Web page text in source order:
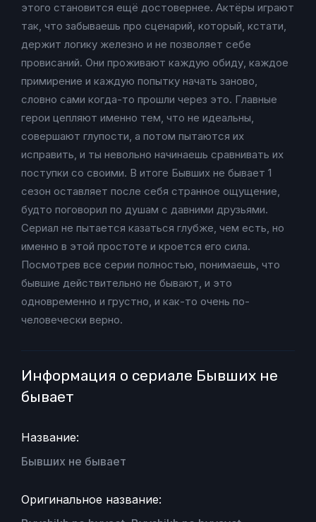
этого становится ещё достовернее. Актёры играют
так, что забываешь про сценарий, который, кстати,
держит логику железно и не позволяет себе
провисаний. Они проживают каждую обиду, каждое
примирение и каждую попытку начать заново,
словно сами когда-то прошли через это. Главные
герои цепляют именно тем, что не идеальны,
совершают глупости, а потом пытаются их
исправить, и ты невольно начинаешь сравнивать их
поступки со своими. В итоге Бывших не бывает 1
сезон оставляет после себя странное ощущение,
будто поговорил по душам с давними друзьями.
Сериал не пытается казаться глубже, чем есть, но
именно в этой простоте и кроется его сила.
Посмотрев все серии полностью, понимаешь, что
бывшие действительно не бывают, и это
одновременно и грустно, и как-то очень по-
человечески верно.
Информация о сериале Бывших не
бывает
Название:
Бывших не бывает
Оригинальное название: